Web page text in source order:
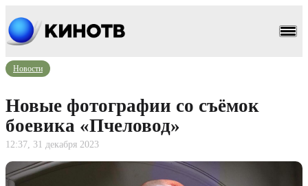
Новости
Новые фотографии со съёмок
боевика «Пчеловод»
12:37, 31 декабря 2023